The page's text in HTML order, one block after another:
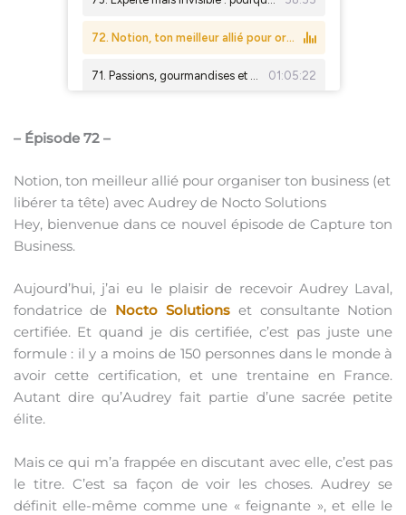
– Épisode 72 –
Notion, ton meilleur allié pour organiser ton business (et
libérer ta tête) avec Audrey de Nocto Solutions
Hey, bienvenue dans ce nouvel épisode de Capture ton
Business.
Aujourd’hui, j’ai eu le plaisir de recevoir Audrey Laval,
fondatrice de
Nocto Solutions et consultante Notion
certifiée. Et quand je dis certifiée, c’est pas juste une
formule : il y a moins de 150 personnes dans le monde à
avoir cette certification, et une trentaine en France.
Autant dire qu’Audrey fait partie d’une sacrée petite
élite.
Mais ce qui m’a frappée en discutant avec elle, c’est pas
le titre. C’est sa façon de voir les choses. Audrey se
définit elle-même comme une « feignante », et elle le